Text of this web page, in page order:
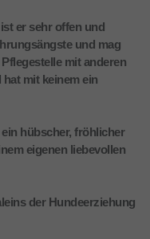
er sehr offen und
und mag
mit anderen
mit keinem ein
hübscher, fröhlicher
eigenen liebevollen
der Hundeerziehung